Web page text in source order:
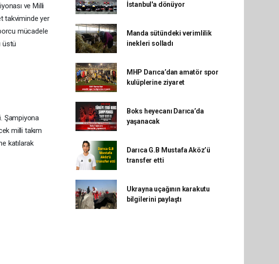
ve Milli
takviminde yer
mücadele
üstü
Şampiyona
milli takım
katılarak
İstanbul'a dönüyor
Manda sütündeki verimlilik
inekleri solladı
MHP Darıca’dan amatör spor
kulüplerine ziyaret
Boks heyecanı Darıca’da
yaşanacak
Darıca G.B Mustafa Aköz’ü
transfer etti
Ukrayna uçağının karakutu
bilgilerini paylaştı